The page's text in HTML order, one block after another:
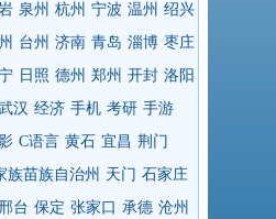
泉州 杭州 宁波 温州 绍兴
台州 济南 青岛 淄博 枣庄
日照 德州 郑州 开封 洛阳
汉 经济 手机 考研 手游
C语言 黄石 宜昌 荆门
族苗族自治州 天门 石家庄
台 保定 张家口 承德 沧州